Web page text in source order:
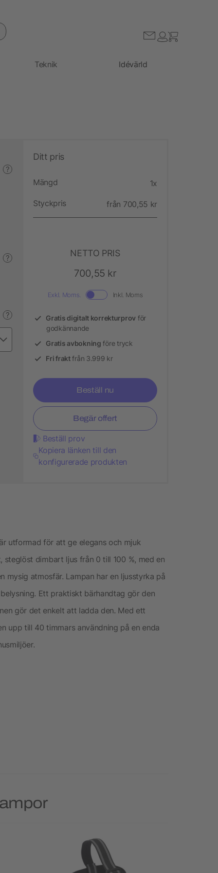
Teknik Idévärld
?
?
?
Ditt pris
Mängd 1x
Styckpris från 700,55 kr
NETTO PRIS
700,55 kr
Exkl. Moms. Inkl. Moms
Gratis digitalt korrekturprov för
godkännande
Gratis avbokning före tryck
Fri fraktfrån 3.999 kr
Beställ nu
Begär offert
Beställ prov
Kopiera länken till den
konfigurerade produkten
utformad för att ge elegans och mjuk
dimbart ljus från 0 till 100 %, med en
mysig atmosfär. Lampan har en ljusstyrka på
Ett praktiskt bärhandtag gör den
gör det enkelt att ladda den. Med ett
upp till 40 timmars användning på en enda